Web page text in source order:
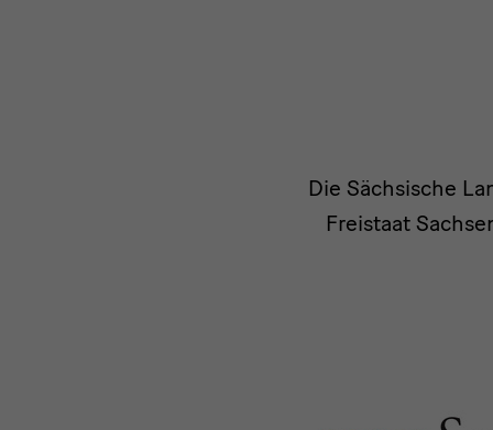
Das
Die Sächsische
Freistaat